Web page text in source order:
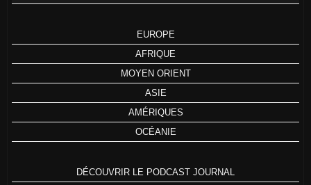
EUROPE
AFRIQUE
MOYEN ORIENT
ASIE
AMÉRIQUES
OCÉANIE
DÉCOUVRIR LE PODCAST JOURNAL